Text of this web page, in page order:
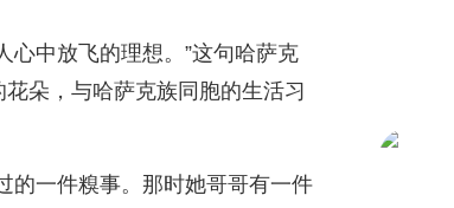
心中放飞的理想。”这句哈萨克
朵，与哈萨克族同胞的生活习
的一件糗事。那时她哥哥有一件